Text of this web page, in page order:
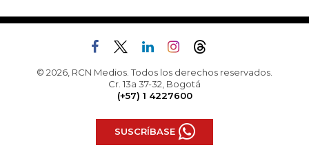
© 2026, RCN Medios. Todos los derechos reservados.
Cr. 13a 37-32, Bogotá
(+57) 1 4227600
SUSCRÍBASE